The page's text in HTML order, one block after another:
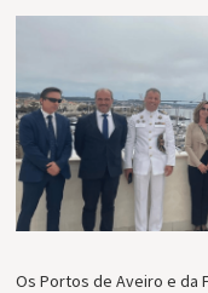
Os Portos de Aveiro e da